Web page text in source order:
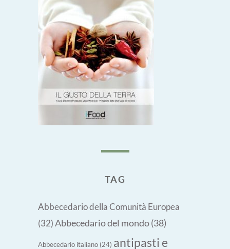
TAG
Abbecedario della Comunità Europea
(32) Abbecedario del mondo(38)
Abbecedario italiano (24) antipasti e